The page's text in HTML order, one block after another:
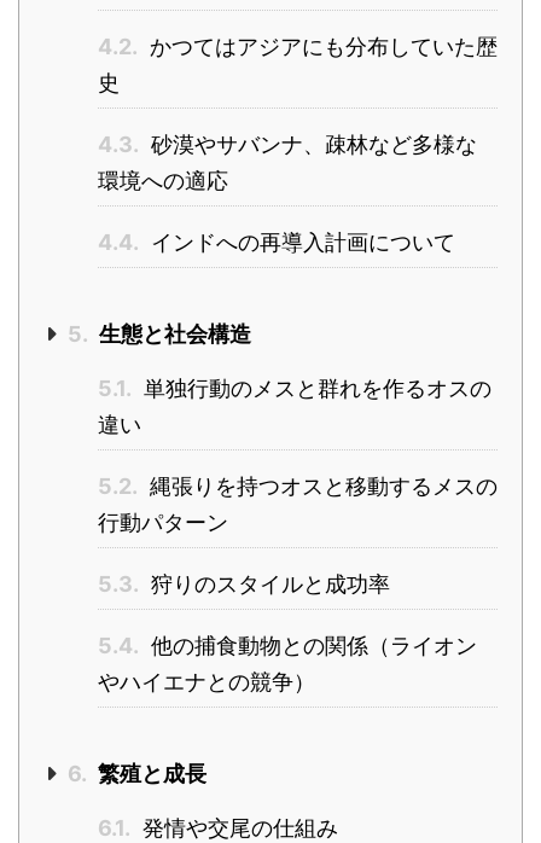
4.2. かつてはアジアにも分布していた歴
史
4.3. 砂漠やサバンナ、疎林など多様な
環境への適応
4.4. インドへの再導入計画について
5. 生態と社会構造
5.1. 単独行動のメスと群れを作るオスの
違い
5.2. 縄張りを持つオスと移動するメスの
行動パターン
5.3. 狩りのスタイルと成功率
5.4. 他の捕食動物との関係（ライオン
やハイエナとの競争）
6. 繁殖と成長
6.1. 発情や交尾の仕組み